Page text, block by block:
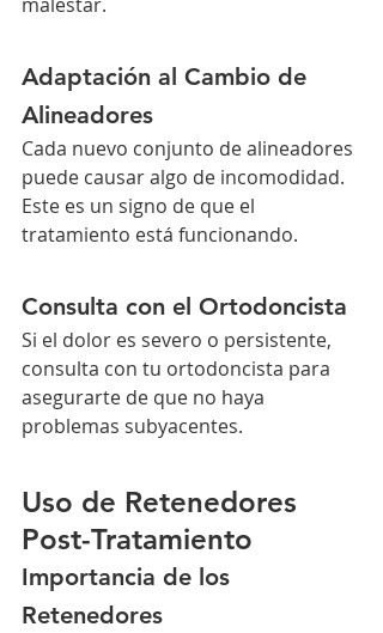
Adaptación al Cambio de
Alineadores
Cada nuevo conjunto de alineadores
puede causar algo de incomodidad.
Este es un signo de que el
tratamiento está funcionando.
Consulta con el Ortodoncista
Si el dolor es severo o persistente,
consulta con tu ortodoncista para
asegurarte de que no haya
problemas subyacentes.
Uso de Retenedores
Post-Tratamiento
Importancia de los
Retenedores